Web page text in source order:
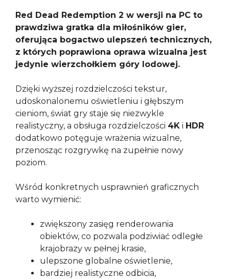
Red Dead Redemption 2 w wersji na PC to
prawdziwa gratka dla miłośników gier,
oferująca bogactwo ulepszeń technicznych,
z których poprawiona oprawa wizualna jest
jedynie wierzchołkiem góry lodowej.
Dzięki wyższej rozdzielczości tekstur,
udoskonalonemu oświetleniu i głębszym
cieniom, świat gry staje się niezwykle
realistyczny, a obsługa rozdzielczości 4K i HDR
dodatkowo potęguje wrażenia wizualne,
przenosząc rozgrywkę na zupełnie nowy
poziom.
Wśród konkretnych usprawnień graficznych
warto wymienić:
zwiększony zasięg renderowania
obiektów, co pozwala podziwiać odległe
krajobrazy w pełnej krasie,
ulepszone globalne oświetlenie,
bardziej realistyczne odbicia,